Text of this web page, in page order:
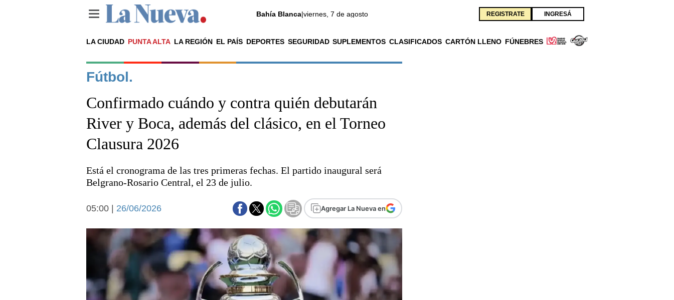
Bahía Blanca|viernes, 7 de agosto REGISTRATE INGRESÁ
LA CIUDAD PUNTA ALTA LA REGIÓN EL PAÍS DEPORTES SEGURIDAD SUPLEMENTOS CLASIFICADOS CARTÓN LLENO FÚNEBRES
Noticias
La ciudad
El país
Seguridad
Liga del Sur
Básquetbol
Federal A
Arte y cultura
Cines
Economía y campo
Economía y finanzas
Con el campo
Espacio empresas
Sociedad y tiempo libre
Sociedad
Fútbol.
Confirmado cuándo y contra quién debutarán
River y Boca, además del clásico, en el Torneo
Clausura 2026
Está el cronograma de las tres primeras fechas. El partido inaugural será
Belgrano-Rosario Central, el 23 de julio.
Agregar La Nueva en
05:00 | 26/06/2026